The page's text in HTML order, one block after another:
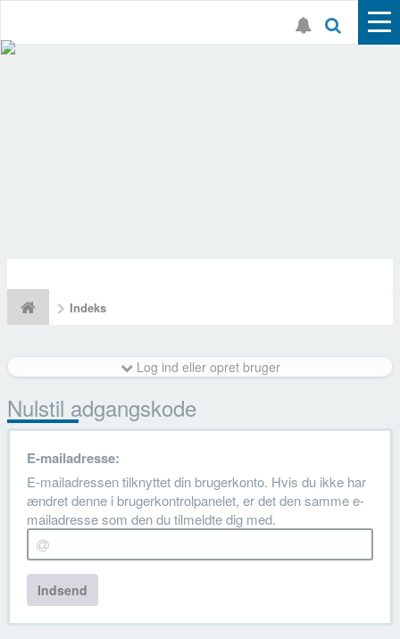
Indeks
Log ind eller opret bruger
Nulstil adgangskode
E-mailadresse:
E-mailadressen tilknyttet din brugerkonto. Hvis du ikke har
ændret denne i brugerkontrolpanelet, er det den samme e-
mailadresse som den du tilmeldte dig med.
Indsend